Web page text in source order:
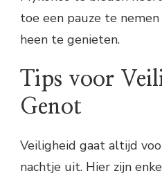
toe een pauze te
heen te genieten.
Tips voor
Genot
Veiligheid gaat altijd
nachtje uit. Hier zijn